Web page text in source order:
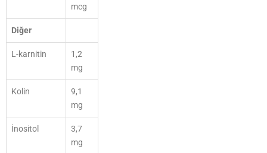
mcg
Diğer
L-karnitin
1,2
mg
Kolin
9,1
mg
İnositol
3,7
mg